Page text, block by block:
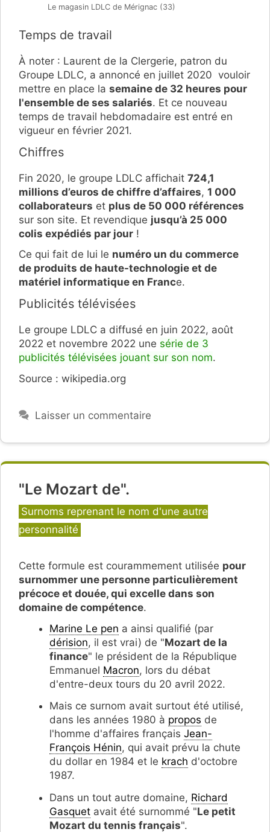
Le magasin LDLC de Mérignac (33)
Temps de travail
À noter : Laurent de la Clergerie, patron du
Groupe LDLC, a annoncé en juillet 2020 vouloir
mettre en place la semaine de 32 heures pour
l'ensemble de ses salariés. Et ce nouveau
temps de travail hebdomadaire est entré en
vigueur en février 2021.
Chiffres
Fin 2020, le groupe LDLC affichait 724,1
millions d’euros de chiffre d’affaires, 1 000
collaborateurs et plus de 50 000 références
sur son site. Et revendique jusqu’à 25 000
colis expédiés par jour !
Ce qui fait de lui le numéro un du commerce
de produits de haute-technologie et de
matériel informatique en France.
Publicités télévisées
Le groupe LDLC a diffusé en juin 2022, août
2022 et novembre 2022 une série de 3
publicités télévisées jouant sur son nom.
Source : wikipedia.org
Laisser un commentaire
"Le Mozart de".
Catégories
Surnoms reprenant le nom d'une autre
personnalité
Cette formule est courammement utilisée pour
surnommer une personne particulièrement
précoce et douée, qui excelle dans son
domaine de compétence.
Marine Le pen a ainsi qualifié (par
dérision, il est vrai) de "Mozart de la
finance" le président de la République
Emmanuel Macron, lors du débat
d'entre-deux tours du 20 avril 2022.
Mais ce surnom avait surtout été utilisé,
dans les années 1980 à propos de
l'homme d'affaires français Jean-
François Hénin, qui avait prévu la chute
du dollar en 1984 et le krach d'octobre
1987.
Dans un tout autre domaine, Richard
Gasquet avait été surnommé "Le petit
Mozart du tennis français".